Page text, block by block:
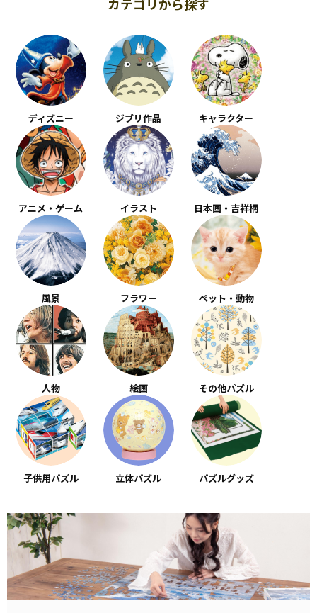
カテゴリから探す
ディズニー ジブリ作品 キャラクター
アニメ・ゲーム イラスト 日本画・吉祥柄
風景 フラワー ペット・動物
人物 絵画 その他パズル
子供用パズル 立体パズル パズルグッズ